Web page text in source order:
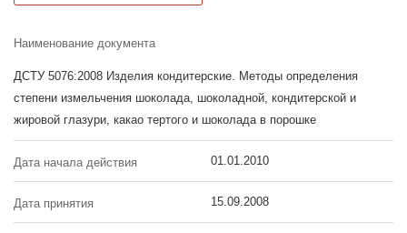
Наименование документа
ДСТУ 5076:2008 Изделия кондитерские. Методы определения
степени измельчения шоколада, шоколадной, кондитерской и
жировой глазури, какао тертого и шоколада в порошке
Дата начала действия 01.01.2010
Дата принятия 15.09.2008